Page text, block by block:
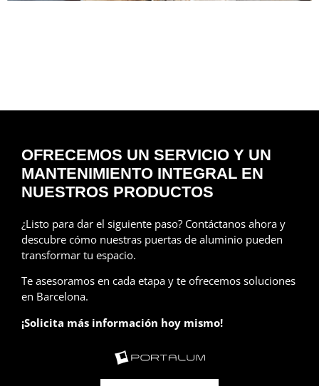
OFRECEMOS UN SERVICIO Y UN
MANTENIMIENTO INTEGRAL EN
NUESTROS PRODUCTOS
¿Listo para dar el siguiente paso? Contáctanos ahora y
descubre cómo nuestras puertas de aluminio pueden
transformar tu espacio.
Te asesoramos en cada etapa y te ofrecemos soluciones
en Barcelona.
¡Solicita más información hoy mismo!